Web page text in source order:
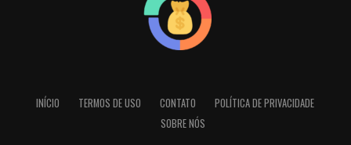
INÍCIO TERMOS DE USO CONTATO
POLÍTICA DE PRIVACIDADE
SOBRE NÓS